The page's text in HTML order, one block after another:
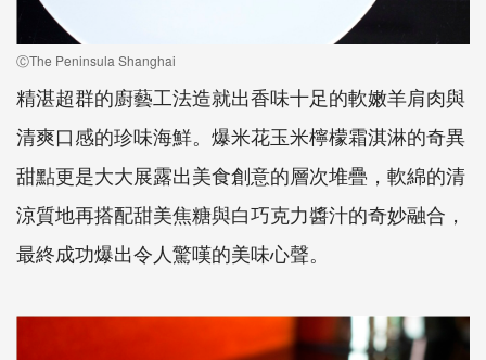
ⒸThe Peninsula Shanghai
精湛超群的廚藝工法造就出香味十足的軟嫩羊肩肉與
清爽口感的珍味海鮮。爆米花玉米檸檬霜淇淋的奇異
甜點更是大大展露出美食創意的層次堆疊，軟綿的清
涼質地再搭配甜美焦糖與白巧克力醬汁的奇妙融合，
最終成功爆出令人驚嘆的美味心聲。